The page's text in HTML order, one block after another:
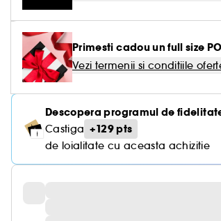
Primesti cadou un full size
Vezi termenii si conditiile
Descopera programul de
Castiga +129 pts
de loialitate cu aceasta achizitie